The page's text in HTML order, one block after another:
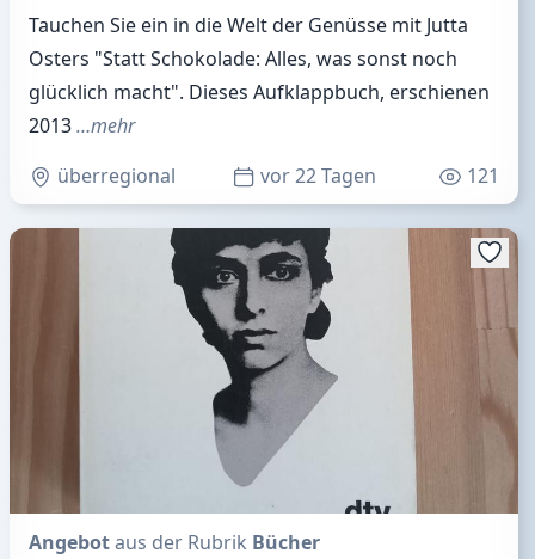
Tauchen Sie ein in die Welt der Genüsse mit Jutta
Osters "Statt Schokolade: Alles, was sonst noch
glücklich macht". Dieses Aufklappbuch, erschienen
2013…mehr
überregional
vor 22 Tagen 121
Angebotaus der Rubrik Bücher